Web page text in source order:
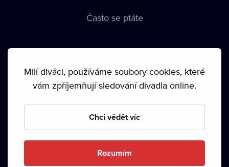
Často se ptáte
Podmínky používání • Ochrana soukromí • Zásady používání
• Autorská práva•
Milí diváci, používáme soubory cookies, které
vám zpříjemňují sledování divadla online.
Chci vědět víc
Rozumím